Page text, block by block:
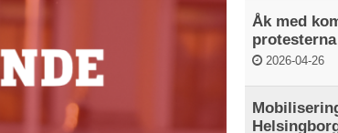
Åk med
2026-04-26